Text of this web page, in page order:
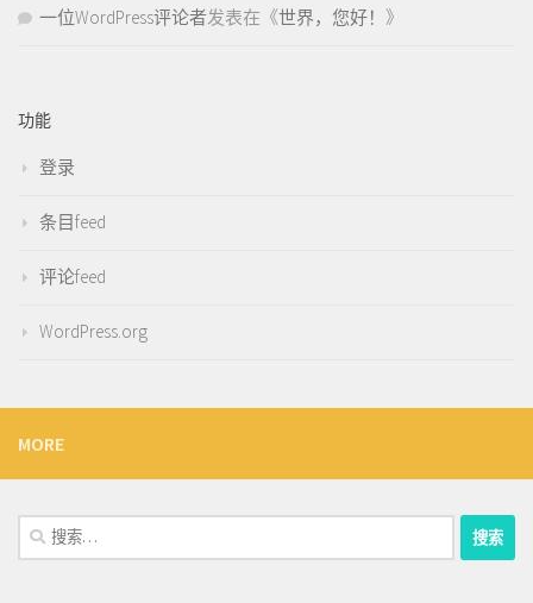
一位WordPress评论者发表在《世界，您好！ 》
功能
登录
条目feed
评论feed
WordPress.org
MORE
搜
索：